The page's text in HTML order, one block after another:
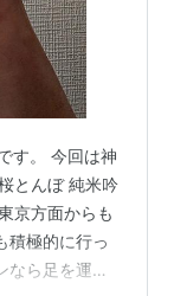
す。 今回は神
とんぼ 純米吟
京方面からも
積極的に行っ
なら足を運ん